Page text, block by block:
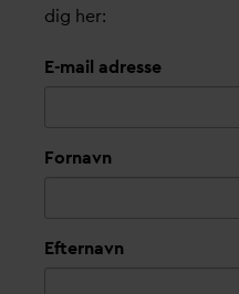
dig her:
E-mail adresse
Fornavn
Efternavn